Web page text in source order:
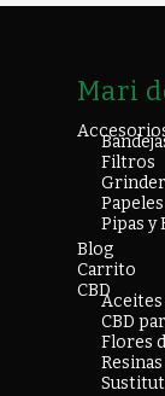
Mari
Filtros
Pipas y
Blog
Carrito
CBD
CBD
Flores